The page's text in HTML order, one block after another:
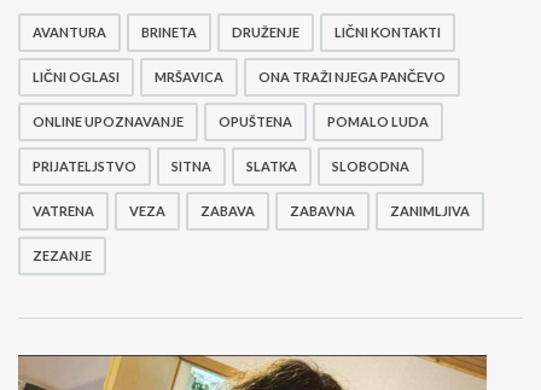
n
a
i
a
t
e
a
AVANTURA BRINETA DRUŽENJE LIČNI KONTAKTI
LIČNI OGLASI MRŠAVICA ONA TRAŽI NJEGA PANČEVO
ONLINE UPOZNAVANJE OPUŠTENA POMALO LUDA
PRIJATELJSTVO SITNA SLATKA SLOBODNA
VATRENA VEZA ZABAVA ZABAVNA ZANIMLJIVA
ZEZANJE